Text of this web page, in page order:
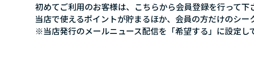
初めてご利用のお客様は、こちらから会員登録を行って下
当店で使えるポイントが貯まるほか、会員の方だけのシ
※当店発行のメールニュース配信を「希望する」に設定し